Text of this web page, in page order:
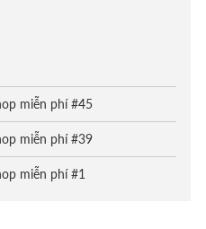
miễn phí #45
miễn phí #39
miễn phí #1